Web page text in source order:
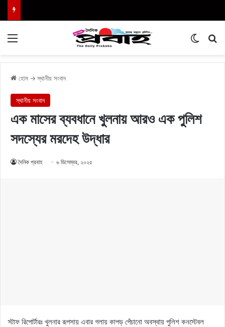
হোম → স্থানীয় সংবাদ
স্থানীয় সংবাদ
এক মাসের ব্যবধানে খুলনায় আরও এক পুলিশ
সদস্যের মরদেহ উদ্ধার
দৈনিক প্রবাহ ৬ ডিসেম্বর, ২০২৫
স্টাফ রিপোর্টারঃ খুলনার রূপসায় এবার গলায় কাপড় পেঁচানো অবস্থায় পুলিশ কনস্টেবল